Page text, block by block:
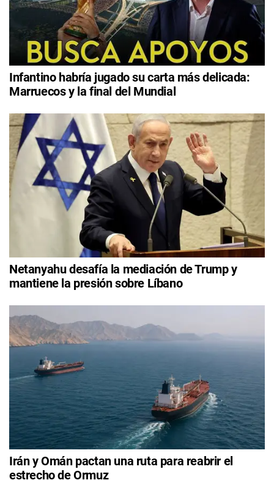
Infantino habría jugado su carta más delicada:
Marruecos y la final del Mundial
Netanyahu desafía la mediación de Trump y
mantiene la presión sobre Líbano
Irán y Omán pactan una ruta para reabrir el
estrecho de Ormuz